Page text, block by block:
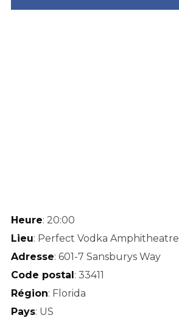
Heure: 20:00
Lieu: Perfect Vodka Amphitheatre
Adresse: 601-7 Sansburys Way
Code postal: 33411
Région: Florida
Pays: US